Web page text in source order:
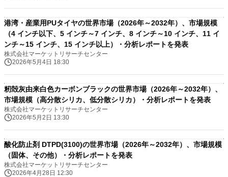
港湾・産業用PUタイヤの世界市場（2026年～2032年）、市場規模
（4 インチ以下、5 インチ～7 インチ、8 インチ～10 インチ、11 イ
ンチ～15 インチ、15 インチ以上）・分析レポートを発表
株式会社マーケットリサーチセンター
2026年5月4日 18:30
籾殻灰由来白色カーボンブラックの世界市場（2026年～2032年）、
市場規模（高分散シリカ、低分散シリカ）・分析レポートを発表
株式会社マーケットリサーチセンター
2026年5月2日 13:30
酸化防止剤 DTPD(3100)の世界市場（2026年～2032年）、市場規模
（固体、その他）・分析レポートを発表
株式会社マーケットリサーチセンター
2026年4月28日 12:30